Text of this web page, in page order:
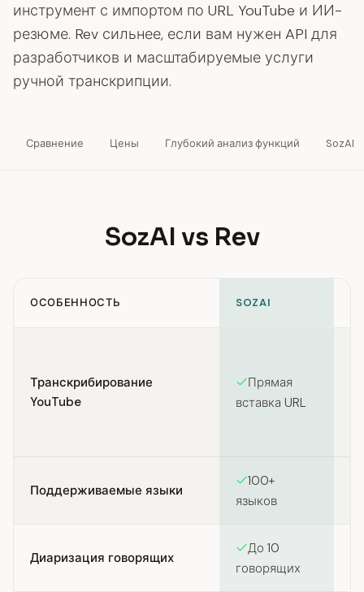
инструмент с импортом по URL YouTube и ИИ-
резюме. Rev сильнее, если вам нужен API для
разработчиков и масштабируемые услуги
ручной транскрипции.
Сравнение Цены Глубокий анализ функций SozAI
SozAI vs Rev
ОСОБЕННОСТЬ SOZAI
Транскрибирование
YouTube
Прямая
вставка URL
Поддерживаемые языки
100+
языков
Диаризация говорящих
До 10
говорящих